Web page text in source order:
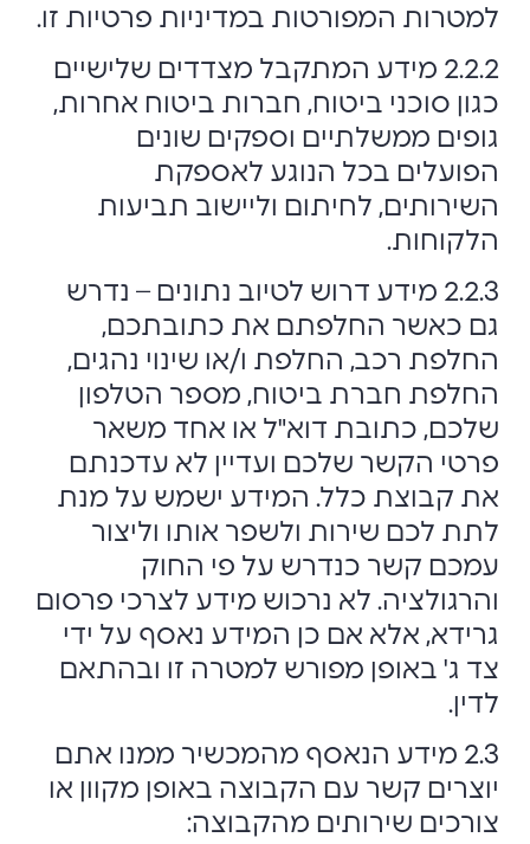
למטרות המפורטות במדיניות פרטיות זו.
2.2.2 מידע המתקבל מצדדים שלישיים
כגון סוכני ביטוח, חברות ביטוח אחרות,
גופים ממשלתיים וספקים שונים
הפועלים בכל הנוגע לאספקת
השירותים, לחיתום וליישוב תביעות
הלקוחות.
2.2.3 מידע דרוש לטיוב נתונים – נדרש
גם כאשר החלפתם את כתובתכם,
החלפת רכב, החלפת ו/או שינוי נהגים,
החלפת חברת ביטוח, מספר הטלפון
שלכם, כתובת דוא"ל או אחד משאר
פרטי הקשר שלכם ועדיין לא עדכנתם
את קבוצת כלל. המידע ישמש על מנת
לתת לכם שירות ולשפר אותו וליצור
עמכם קשר כנדרש על פי החוק
והרגולציה. לא נרכוש מידע לצרכי פרסום
גרידא, אלא אם כן המידע נאסף על ידי
צד ג' באופן מפורש למטרה זו ובהתאם
לדין.
2.3 מידע הנאסף מהמכשיר ממנו אתם
יוצרים קשר עם הקבוצה באופן מקוון או
צורכים שירותים מהקבוצה: